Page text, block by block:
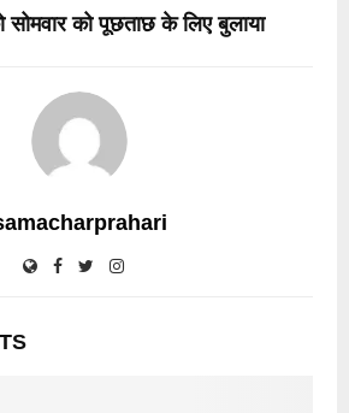
सोमवार को पूछताछ के लिए बुलाया